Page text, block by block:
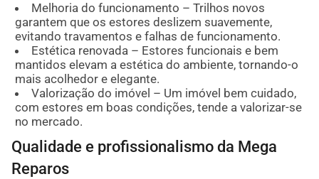
Melhoria do funcionamento – Trilhos novos
garantem que os estores deslizem suavemente,
evitando travamentos e falhas de funcionamento.
Estética renovada – Estores funcionais e bem
mantidos elevam a estética do ambiente, tornando-o
mais acolhedor e elegante.
Valorização do imóvel – Um imóvel bem cuidado,
com estores em boas condições, tende a valorizar-se
no mercado.
Qualidade e profissionalismo da Mega
Reparos